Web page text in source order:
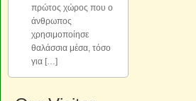
πρώτος χώρος που ο
άνθρωπος
χρησιμοποίησε
θαλάσσια μέσα, τόσο
για […]